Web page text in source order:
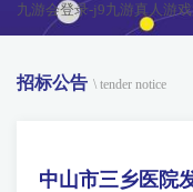
九游会登录-j9九游真人游
招标公告 \ tender notice
中山市三乡医院